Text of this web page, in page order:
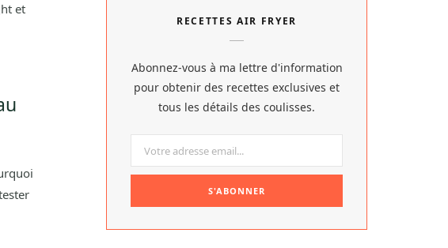
et
RECETTES AIR FRYER
Abonnez-vous à ma lettre d'information
pour obtenir des recettes exclusives et
tous les détails des coulisses.